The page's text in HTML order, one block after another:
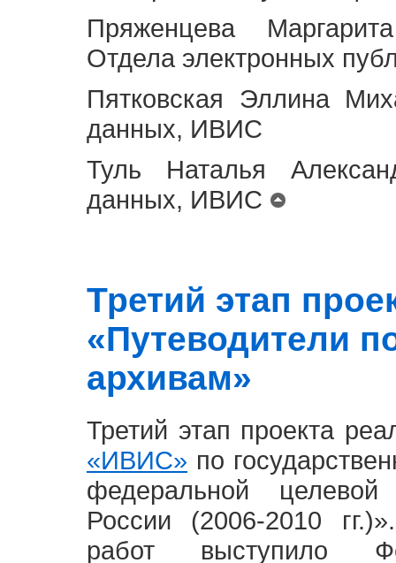
Пряженцева
Отдела электронных
Пятковская Эллина
данных, ИВИС
Туль Наталья
данных, ИВИС
Третий этап
«Путеводители
архивам»
Третий этап проекта
«ИВИС» по
федеральной
России (2006-2010
работ выступило